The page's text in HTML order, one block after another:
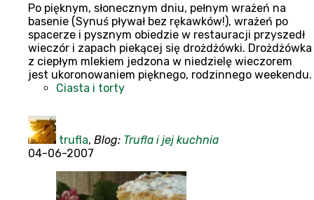
Po pięknym, słonecznym dniu, pełnym wrażeń na
basenie (Synuś pływał bez rękawków!), wrażeń po
spacerze i pysznym obiedzie w restauracji przyszedł
wieczór i zapach piekącej się drożdżówki. Drożdżówka
z ciepłym mlekiem jedzona w niedzielę wieczorem
jest ukoronowaniem pięknego, rodzinnego weekendu.
Ciasta i torty
trufla, Blog: Trufla i jej kuchnia
04-06-2007